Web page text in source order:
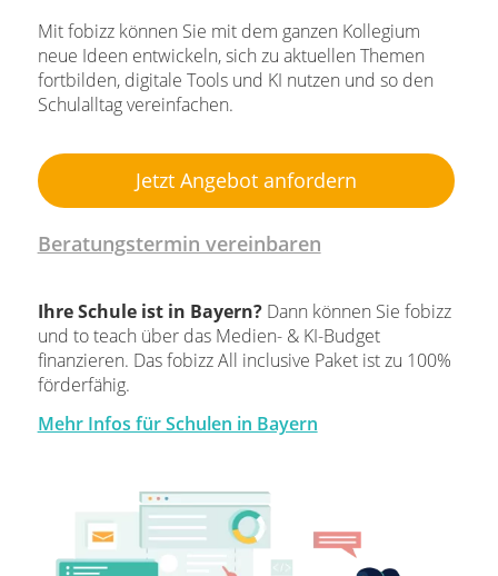
Mit fobizz können Sie mit dem ganzen Kollegium
neue Ideen entwickeln, sich zu aktuellen Themen
fortbilden, digitale Tools und KI nutzen und so den
Schulalltag vereinfachen.
Jetzt Angebot anfordern
Beratungstermin vereinbaren
Ihre Schule ist in Bayern?Dann können Sie fobizz
und to teach über das Medien- & KI-Budget
finanzieren. Das fobizz All inclusive Paket ist zu 100%
förderfähig.
Mehr Infos für Schulen in Bayern